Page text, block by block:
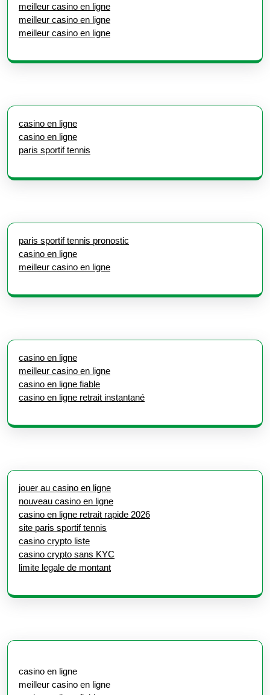
meilleur casino en ligne
meilleur casino en ligne
meilleur casino en ligne
casino en ligne
casino en ligne
paris sportif tennis
paris sportif tennis pronostic
casino en ligne
meilleur casino en ligne
casino en ligne
meilleur casino en ligne
casino en ligne fiable
casino en ligne retrait instantané
jouer au casino en ligne
nouveau casino en ligne
casino en ligne retrait rapide 2026
site paris sportif tennis
casino crypto liste
casino crypto sans KYC
limite legale de montant
casino en ligne
meilleur casino en ligne